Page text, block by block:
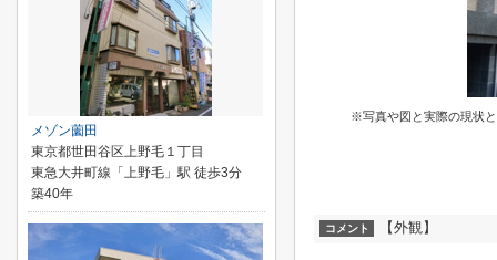
※写真や図と実際の現状
コメント 【外観】
メゾン薗田
東京都世田谷区上野毛１丁目
東急大井町線「上野毛」駅 徒歩3分
築40年